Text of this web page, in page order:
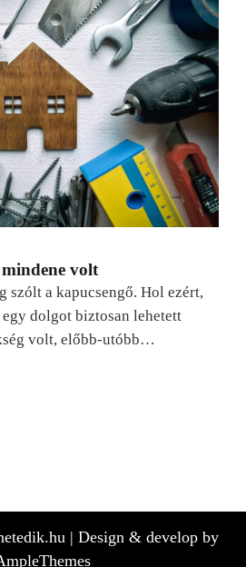
volt
szólt a kapucsengő. Hol ezért,
dolgot biztosan lehetett
volt, előbb-utóbb…
| Design & develop by